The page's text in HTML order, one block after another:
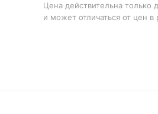
Цена действительна только
и может отличаться от цен в